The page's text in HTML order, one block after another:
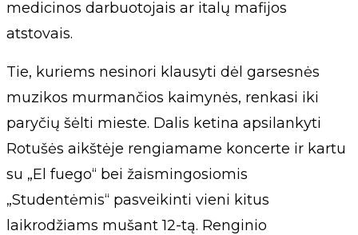
medicinos darbuotojais ar italų mafijos
atstovais.
Tie, kuriems nesinori klausyti dėl garsesnės
muzikos murmančios kaimynės, renkasi iki
paryčių šėlti mieste. Dalis ketina apsilankyti
Rotušės aikštėje rengiamame koncerte ir kartu
su „El fuego“ bei žaismingosiomis
„Studentėmis“ pasveikinti vieni kitus
laikrodžiams mušant 12-tą. Renginio